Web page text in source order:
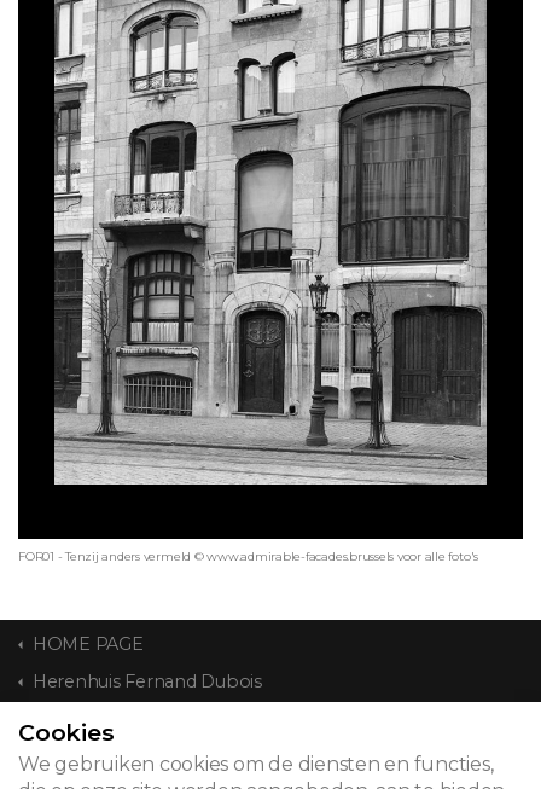
FOR01 - Tenzij anders vermeld © www.admirable-facades.brussels voor alle foto's
HOME PAGE
Herenhuis Fernand Dubois
CONTACT
Cookies
We gebruiken cookies om de diensten en functies,